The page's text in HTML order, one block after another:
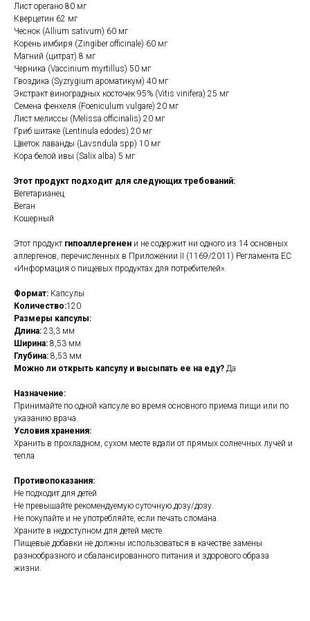
Лист орегано 80 мг
Кверцетин 62 мг
Чеснок (Allium sativum) 60 мг
Корень имбиря (Zingiber officinale) 60 мг
Магний (цитрат) 8 мг
Черника (Vaccinium myrtillus) 50 мг
Гвоздика (Syzrygium ароматикум) 40 мг
Экстракт виноградных косточек 95% (Vitis vinifera) 25 мг
Семена фенхеля (Foeniculum vulgare) 20 мг
Лист мелиссы (Melissa officinalis) 20 мг
Гриб шитаке (Lentinula edodes) 20 мг
Цветок лаванды (Lavsndula spp) 10 мг
Кора белой ивы (Salix alba) 5 мг
Этот продукт подходит для следующих требований:
Вегетарианец
Веган
Кошерный
Этот продукт гипоаллергенен и не содержит ни одного из 14 основных
аллергенов, перечисленных в Приложении II (1169/2011) Регламента ЕС
«Информация о пищевых продуктах для потребителей».
Формат: Капсулы
Количество:120
Размеры капсулы:
Длина: 23,3 мм
Ширина: 8,53 мм
Глубина: 8,53 мм
Можно ли открыть капсулу и высыпать ее на еду? Да
Назначение:
Принимайте по одной капсуле во время основного приема пищи или по
указанию врача.
Условия хранения:
Хранить в прохладном, сухом месте вдали от прямых солнечных лучей и
тепла
Противопоказания:
Не подходит для детей
Не превышайте рекомендуемую суточную дозу/дозу.
Не покупайте и не употребляйте, если печать сломана.
Храните в недоступном для детей месте
Пищевые добавки не должны использоваться в качестве замены
разнообразного и сбалансированного питания и здорового образа
жизни.